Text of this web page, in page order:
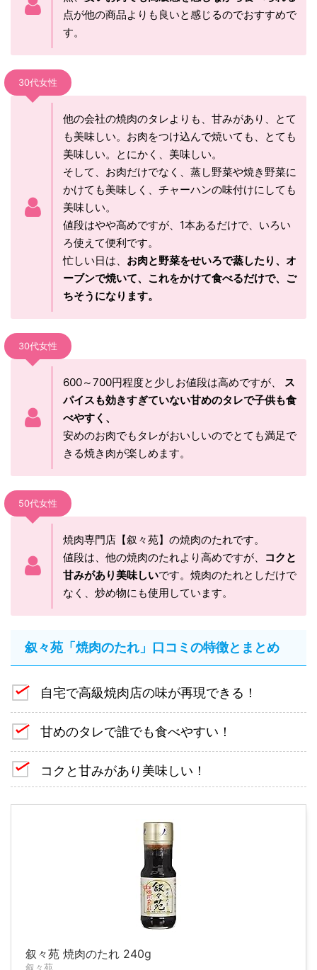
点が他の商品よりも良いと感じるのでおすすめで
す。
30代女性
他の会社の焼肉のタレよりも、甘みがあり、とて
も美味しい。お肉をつけ込んで焼いても、とても
美味しい。とにかく、美味しい。
そして、お肉だけでなく、蒸し野菜や焼き野菜に
かけても美味しく、チャーハンの味付けにしても
美味しい。
値段はやや高めですが、1本あるだけで、いろい
ろ使えて便利です。
忙しい日は、 お肉と野菜をせいろで蒸したり、オ
ーブンで焼いて、これをかけて食べるだけで、ご
ちそうになります。
30代女性
600～700円程度と少しお値段は高めですが、
ス
パイスも効きすぎていない甘めのタレで子供も食
べやすく、
安めのお肉でもタレがおいしいのでとても満足で
きる焼き肉が楽しめます。
50代女性
焼肉専門店【叙々苑】の焼肉のたれです。
値段は、他の焼肉のたれより高めですが、
コクと
甘みがあり美味しいです。焼肉のたれとしだけで
なく、炒め物にも使用しています。
叙々苑「焼肉のたれ」口コミの特徴とまとめ
自宅で高級焼肉店の味が再現できる！
甘めのタレで誰でも食べやすい！
コクと甘みがあり美味しい！
叙々苑 焼肉のたれ 240g
叙々苑